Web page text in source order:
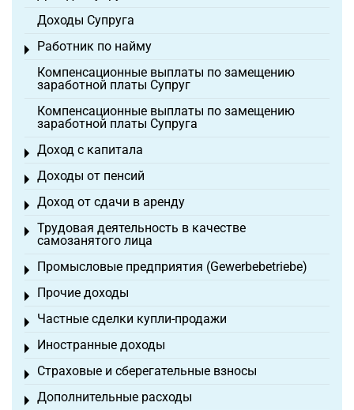
Доходы Супруга
Работник по найму
Toggle menu
Компенсационные выплаты по замещению
заработной платы Супруг
Компенсационные выплаты по замещению
заработной платы Супруга
Доход с капитала
Toggle menu
Доходы от пенсий
Toggle menu
Доход от сдачи в аренду
Toggle menu
Трудовая деятельность в качестве
самозанятого лица
Toggle menu
Промысловые предприятия (Gewerbebetriebe)
Toggle menu
Прочие доходы
Toggle menu
Частные сделки купли-продажи
Toggle menu
Иностранные доходы
Toggle menu
Страховые и сберегательные взносы
Toggle menu
Дополнительные расходы
Toggle menu